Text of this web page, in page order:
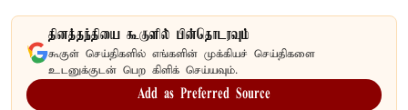
தினத்தந்தியை கூகுளில் பின்தொடரவும்
கூகுள் செய்திகளில் எங்களின் முக்கியச் செய்திகளை
உடனுக்குடன் பெற கிளிக் செய்யவும்.
Add as Preferred Source